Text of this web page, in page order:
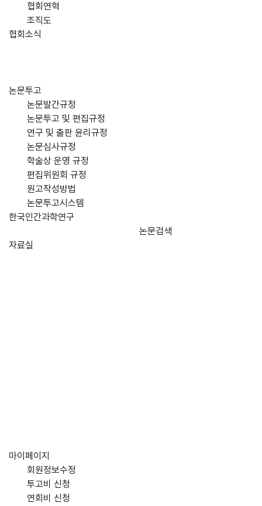
협회연혁
조직도
협회소식
논문투고
논문발간규정
논문투고 및 편집규정
연구 및 출판 윤리규정
논문심사규정
학술상 운영 규정
편집위원회 규정
원고작성방법
논문투고시스템
한국인간과학연구
논문검색
자료실
마이페이지
회원정보수정
투고비 신청
연회비 신청